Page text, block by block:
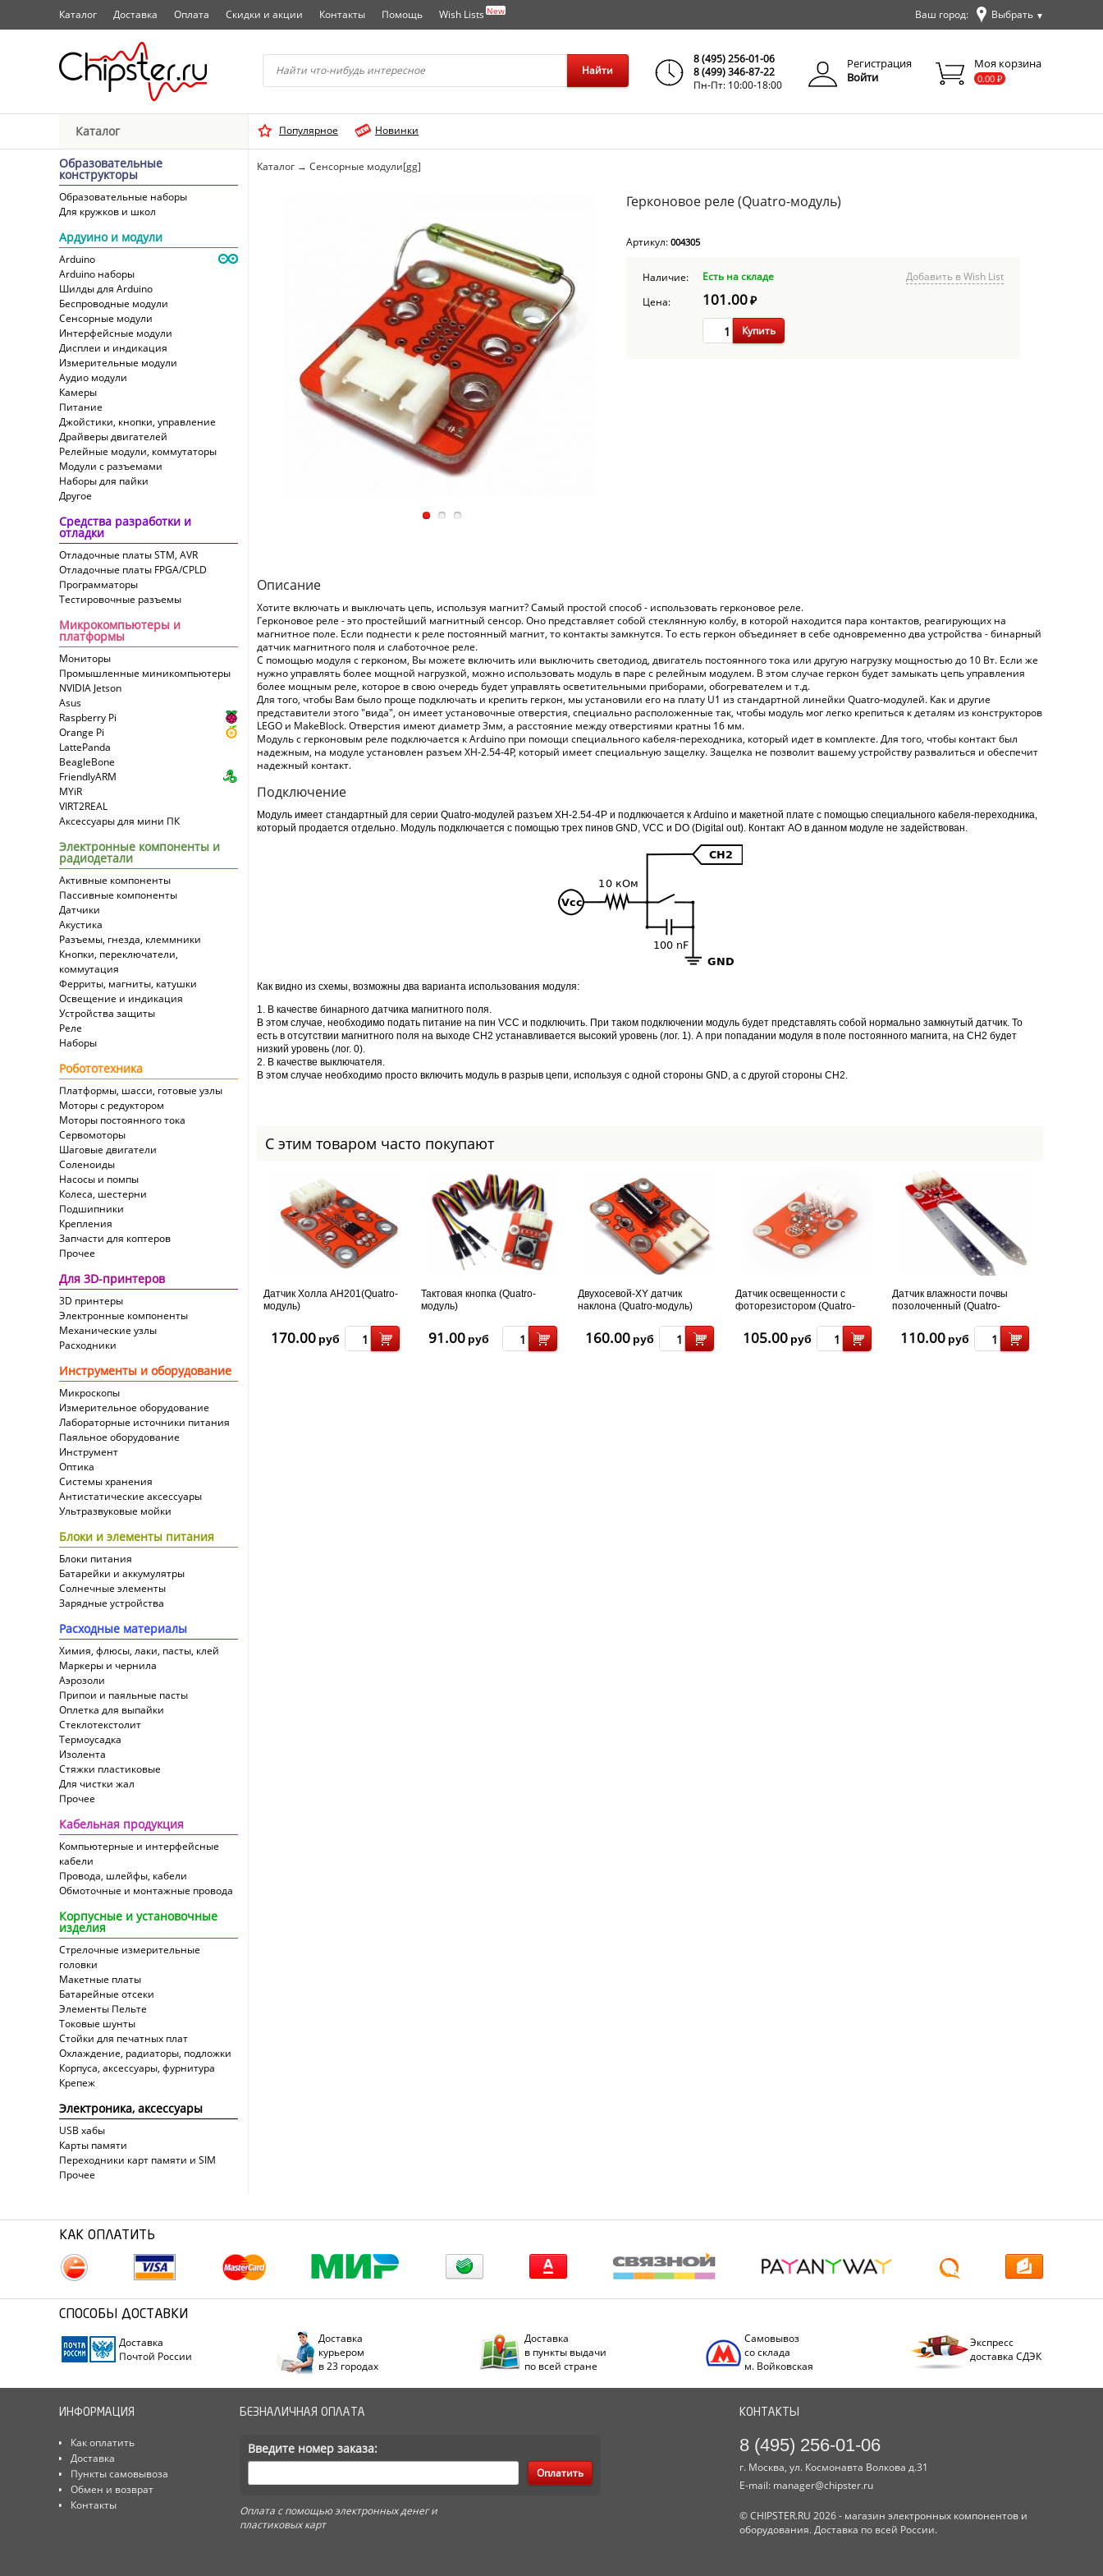
Начните водить название города..
Каталог Доставка Оплата Скидки и акции Контакты Помощь Wish Lists New Ваш город: Выбрать ▼
Найти
8 (495) 256-01-06
8 (499) 346-87-22
Пн-Пт: 10:00-18:00
Регистрация
Войти
Моя корзина
0.00 ₽
Каталог Популярное Новинки
Образовательные
конструкторы
Образовательные наборы
Для кружков и школ
Ардуино и модули
Arduino
Arduino наборы
Шилды для Arduino
Беспроводные модули
Сенсорные модули
Интерфейсные модули
Дисплеи и индикация
Измерительные модули
Аудио модули
Камеры
Питание
Джойстики, кнопки, управление
Драйверы двигателей
Релейные модули, коммутаторы
Модули с разъемами
Наборы для пайки
Другое
Средства разработки и
отладки
Отладочные платы STM, AVR
Отладочные платы FPGA/CPLD
Программаторы
Тестировочные разъемы
Микрокомпьютеры и
платформы
Мониторы
Промышленные миникомпьютеры
NVIDIA Jetson
Asus
Raspberry Pi
Orange Pi
LattePanda
BeagleBone
FriendlyARM
MYiR
VIRT2REAL
Аксессуары для мини ПК
Электронные компоненты и
радиодетали
Активные компоненты
Пассивные компоненты
Датчики
Акустика
Разъемы, гнезда, клеммники
Кнопки, переключатели,
коммутация
Ферриты, магниты, катушки
Освещение и индикация
Устройства защиты
Реле
Наборы
Робототехника
Платформы, шасси, готовые узлы
Моторы с редуктором
Моторы постоянного тока
Сервомоторы
Шаговые двигатели
Соленоиды
Насосы и помпы
Колеса, шестерни
Подшипники
Крепления
Запчасти для коптеров
Прочее
Для 3D-принтеров
3D принтеры
Электронные компоненты
Механические узлы
Расходники
Инструменты и оборудование
Микроскопы
Измерительное оборудование
Лабораторные источники питания
Паяльное оборудование
Инструмент
Оптика
Системы хранения
Антистатические аксессуары
Ультразвуковые мойки
Блоки и элементы питания
Блоки питания
Батарейки и аккумулятры
Солнечные элементы
Зарядные устройства
Расходные материалы
Химия, флюсы, лаки, пасты, клей
Маркеры и чернила
Аэрозоли
Припои и паяльные пасты
Оплетка для выпайки
Cтеклотекстолит
Термоусадка
Изолента
Стяжки пластиковые
Для чистки жал
Прочее
Кабельная продукция
Компьютерные и интерфейсные
кабели
Провода, шлейфы, кабели
Обмоточные и монтажные провода
Корпусные и установочные
изделия
Стрелочные измерительные
головки
Макетные платы
Батарейные отсеки
Элементы Пельте
Токовые шунты
Стойки для печатных плат
Охлаждение, радиаторы, подложки
Корпуса, аксессуары, фурнитура
Крепеж
Электроника, аксессуары
USB хабы
Карты памяти
Переходники карт памяти и SIM
Прочее
Каталог → Сенсорные модули[gg]
Герконовое реле (Quatro-модуль)
Артикул: 004305
Наличие: Есть на складе
Добавить в Wish List
Цена:
101.00₽
Купить
Описание
Хотите включать и выключать цепь, используя магнит? Самый простой способ - использовать герконовое реле.
Герконовое реле - это простейший магнитный сенсор. Оно представляет собой стеклянную колбу, в которой находится пара контактов, реагирующих на
магнитное поле. Если поднести к реле постоянный магнит, то контакты замкнутся. То есть геркон объединяет в себе одновременно два устройства - бинарный
датчик магнитного поля и слаботочное реле.
С помощью модуля с герконом, Вы можете включить или выключить светодиод, двигатель постоянного тока или другую нагрузку мощностью до 10 Вт. Если же
нужно управлять более мощной нагрузкой, можно использовать модуль в паре с релейным модулем. В этом случае геркон будет замыкать цепь управления
более мощным реле, которое в свою очередь будет управлять осветительными приборами, обогревателем и т.д.
Для того, чтобы Вам было проще подключать и крепить геркон, мы установили его на плату U1 из стандартной линейки Quatro-модулей. Как и другие
представители этого "вида", он имеет установочные отверстия, специально расположенные так, чтобы модуль мог легко крепиться к деталям из конструкторов
LEGO и MakeBlock. Отверстия имеют диаметр 3мм, а расстояние между отверстиями кратны 16 мм.
Модуль с герконовым реле подключается к Arduino при помощи специального кабеля-переходника, который идет в комплекте. Для того, чтобы контакт был
надежным, на модуле установлен разъем XH-2.54-4P, который имеет специальную защелку. Защелка не позволит вашему устройству развалиться и обеспечит
надежный контакт.
Подключение
Модуль имеет стандартный для серии Quatro-модулей разъем XH-2.54-4P и подлкючается к Arduino и макетной плате с помощью специального кабеля-переходника,
который продается отдельно. Модуль подключается с помощью трех пинов GND, VCC и DO (Digital out). Контакт AO в данном модуле не задействован.
Как видно из схемы, возможны два варианта использования модуля:
1. В качестве бинарного датчика магнитного поля.
В этом случае, необходимо подать питание на пин VCC и подключить. При таком подключении модуль будет представлять собой нормально замкнутый датчик. То
есть в отсутствии магнитного поля на выходе CH2 устанавливается высокий уровень (лог. 1). А при попадании модуля в поле постоянного магнита, на CH2 будет
низкий уровень (лог. 0).
2. В качестве выключателя.
В этом случае необходимо просто включить модуль в разрыв цепи, используя с одной стороны GND, а с другой стороны CH2.
С этим товаром часто покупают
Датчик Холла AH201(Quatro-
модуль)
170.00 руб
Тактовая кнопка (Quatro-
модуль)
91.00 руб
Двухосевой-XY датчик
наклона (Quatro-модуль)
160.00 руб
Датчик освещенности c
фоторезистором (Quatro-
105.00 руб
Датчик влажности почвы
позолоченный (Quatro-
110.00 руб
КАК ОПЛАТИТЬ
СПОСОБЫ ДОСТАВКИ
Доставка
Почтой России
Доставка
курьером
в 23 городах
Доставка
в пункты выдачи
по всей стране
Самовывоз
со склада
м. Войковская
Экспресс
доставка СДЭК
ИНФОРМАЦИЯ
Как оплатить
Доставка
Пункты самовывоза
Обмен и возврат
Контакты
БЕЗНАЛИЧНАЯ ОПЛАТА
Введите номер заказа:
Оплатить
Оплата с помощью электронных денег и
пластиковых карт
КОНТАКТЫ
8 (495) 256-01-06
г. Москва, ул. Космонавта Волкова д.31
E-mail: manager@chipster.ru
© CHIPSTER.RU 2026 - магазин электронных компонентов и
оборудования. Доставка по всей России.